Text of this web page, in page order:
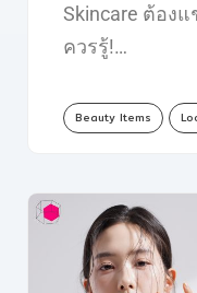
Skincare ต้อง
ควรรู้!…
Beauty Items